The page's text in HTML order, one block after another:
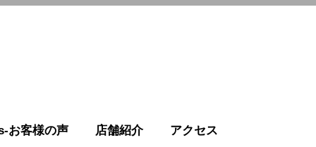
お客様の声 店舗紹介 アクセス